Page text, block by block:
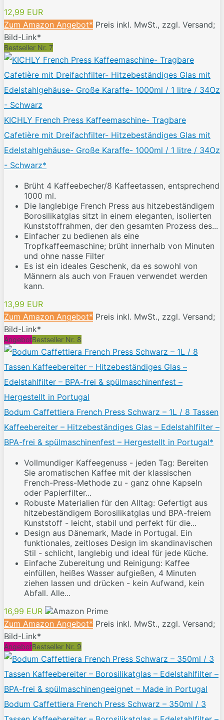
12,99 EUR
Zum Amazon Angebot* Preis inkl. MwSt., zzgl. Versand;
Bild-Link*
Bestseller Nr. 7
KICHLY French Press Kaffeemaschine- Tragbare
Cafetière mit Dreifachfilter- Hitzebeständiges Glas mit
Edelstahlgehäuse- Große Karaffe- 1000ml / 1 litre / 34Oz
- Schwarz*
Brüht 4 Kaffeebecher/8 Kaffeetassen, entsprechend
1000 ml.
Die langlebige French Press aus hitzebeständigem
Borosilikatglas sitzt in einem eleganten, isolierten
Kunststoffrahmen, der den gesamten Prozess des...
Einfacher zu bedienen als eine
Tropfkaffeemaschine; brüht innerhalb von Minuten
und ohne nasse Filter
Es ist ein ideales Geschenk, da es sowohl von
Männern als auch von Frauen verwendet werden
kann.
13,99 EUR
Zum Amazon Angebot* Preis inkl. MwSt., zzgl. Versand;
Bild-Link*
AngebotBestseller Nr. 8
Bodum Caffettiera French Press Schwarz – 1L / 8 Tassen
Kaffeebereiter – Hitzebeständiges Glas – Edelstahlfilter –
BPA-frei & spülmaschinenfest – Hergestellt in Portugal*
Vollmundiger Kaffeegenuss - jeden Tag: Bereiten
Sie aromatischen Kaffee mit der klassischen
French-Press-Methode zu - ganz ohne Kapseln
oder Papierfilter...
Robuste Materialien für den Alltag: Gefertigt aus
hitzebeständigem Borosilikatglas und BPA-freiem
Kunststoff - leicht, stabil und perfekt für die...
Design aus Dänemark, Made in Portugal. Ein
funktionales, zeitloses Design im skandinavischen
Stil - schlicht, langlebig und ideal für jede Küche.
Einfache Zubereitung und Reinigung: Kaffee
einfüllen, heißes Wasser aufgießen, 4 Minuten
ziehen lassen und drücken - kein Aufwand, kein
Abfall. Alle...
16,99 EUR
Zum Amazon Angebot* Preis inkl. MwSt., zzgl. Versand;
Bild-Link*
AngebotBestseller Nr. 9
Bodum Caffettiera French Press Schwarz – 350ml / 3